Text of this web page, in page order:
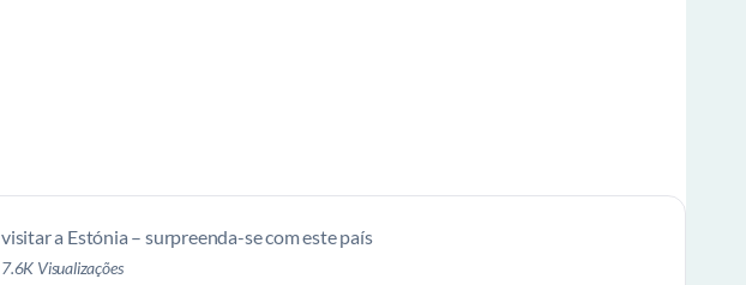
visitar a Estónia – surpreenda-se com este país
7.6K Visualizações